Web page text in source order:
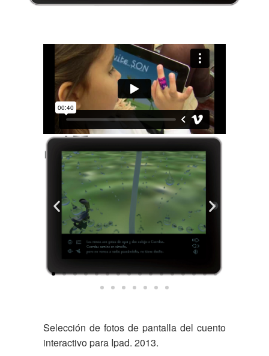
Selección de fotos de pantalla del cuento
interactivo para Ipad. 2013.